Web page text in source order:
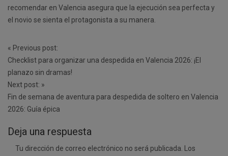
recomendar en Valencia asegura que la ejecución sea perfecta y
el novio se sienta el protagonista a su manera.
Post
navigation
« Previous post:
Checklist para organizar una despedida en Valencia 2026: ¡El
planazo sin dramas!
Next post: »
Fin de semana de aventura para despedida de soltero en Valencia
2026: Guía épica
Deja una respuesta
Tu dirección de correo electrónico no será publicada.
Los